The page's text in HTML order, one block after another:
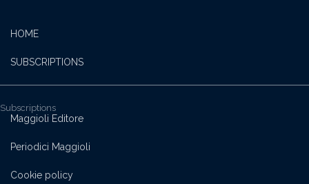
HOME
SUBSCRIPTIONS
Subscriptions
Maggioli Editore
Periodici Maggioli
Cookie policy